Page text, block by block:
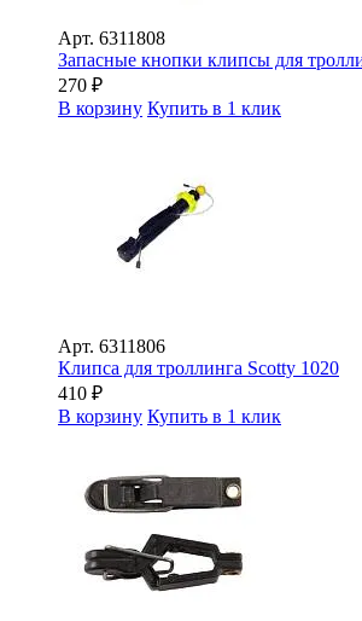
Арт. 6311808
Запасные кнопки клипсы для
270 ₽
В корзину Купить в 1 клик
Арт. 6311806
Клипса для троллинга Scotty 1020
410 ₽
В корзину Купить в 1 клик